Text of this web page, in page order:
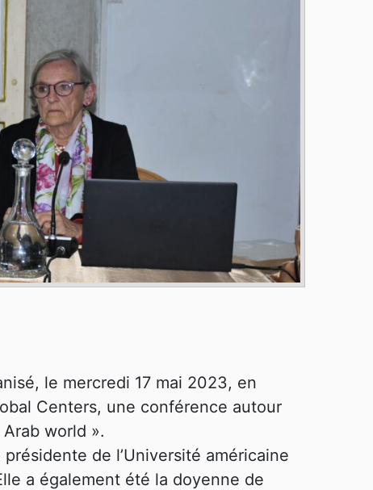
le mercredi 17 mai 2023, en
Centers, une conférence autour
world ».
de l’Université américaine
a également été la doyenne de